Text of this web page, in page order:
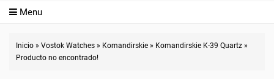
Menu
Inicio » Vostok Watches » Komandirskie » Komandirskie K-39 Quartz »
Producto no encontrado!